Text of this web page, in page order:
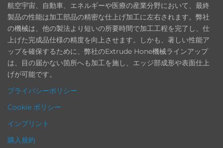
航空宇宙、自動車、エネルギーや医療の産業分野において、最終
製品の性能は加工部品の精密な仕上げ加工に左右されます。弊社
の機械は、他の製法より短いの所要時間で加工工程を完了し、仕
上げた完成品仕様の精度を向上させます。しかも、著しい性能ア
ップを確保するために、弊社のExtrude Hone機械ラインアップ
は、目の届かない箇所へも加工を施し、エッジ部成形や表面仕上
げが可能です。
プライバシーポリシー
Cookie ポリシー
インプリント
購入規約